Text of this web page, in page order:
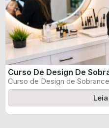
Curso De Design De
Curso de Design de
certificado informado pelo